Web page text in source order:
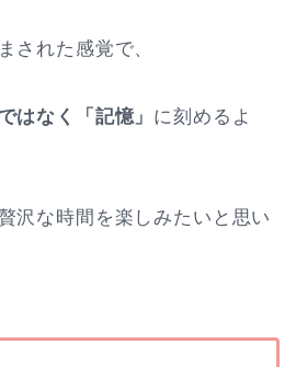
された感覚で、
はなく「記憶」 に刻めるよ
沢な時間を楽しみたいと思い